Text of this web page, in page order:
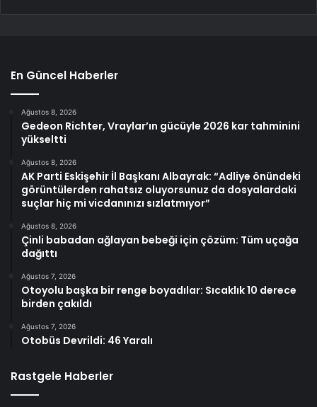
En Güncel Haberler
Ağustos 8, 2026
Gedeon Richter, Vraylar’ın gücüyle 2026 kar tahminini
yükseltti
Ağustos 8, 2026
AK Parti Eskişehir İl Başkanı Albayrak: “Adliye önündeki
görüntülerden rahatsız oluyorsunuz da dosyalardaki
suçlar hiç mi vicdanınızı sızlatmıyor”
Ağustos 8, 2026
Çinli babadan ağlayan bebeği için çözüm: Tüm uçağa
dağıttı
Ağustos 7, 2026
Otoyolu başka bir renge boyadılar: Sıcaklık 10 derece
birden çakıldı
Ağustos 7, 2026
Otobüs Devrildi: 46 Yaralı
Rastgele Haberler